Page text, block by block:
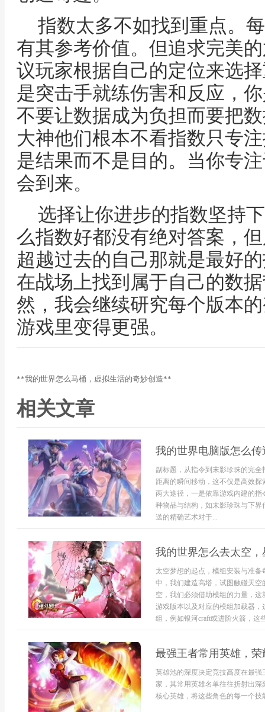
指数太多不如找到重点。
有其参考价值。但追求完美
议玩家根据自己的定位来选
是突击手就练伤害和反应，
不要让数据成为负担而要把
大神他们根本不看指数只专
是结果而不是目的。当你专
会到来。
选择让你进步的指数坚持
么指数好都没有绝对答案，
超越过去的自己那就是最好
在战场上找到属于自己的数
然，我会继续研究每个版本
游戏里变得更强。
**我的世界怎么马桶，虚拟生活的奇妙创造**
相关文章
我的世界电脑版怎么
副标题，从指令到末影珍珠的完
距离的瞬间移动，这不仅是高效
两大途径，一是依靠游戏内建的
种物品与结构，如末影珍珠与下
送的精确艺术对于...
我的世界怎么去太空
太空梦想的起点，模组安装与准
中，我们建造高塔，试图触碰天
空，我们必须借助模组的力量，
游戏版本以及对应的模组加载器
组，例如银河craft或进阶火箭，这
最强王者常用英雄，
英雄池的深度决定竞技高度在最
家，其常用英雄名单往往折射出
核心英雄，将这些角色的每一个